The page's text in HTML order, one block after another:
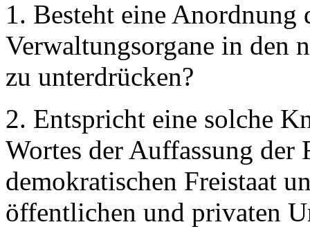
1. Besteht eine
Verwaltungsorgane in den
zu unterdrücken?
2. Entspricht eine solche
Wortes der Auffassung der
demokratischen Freistaat
öffentlichen und privaten